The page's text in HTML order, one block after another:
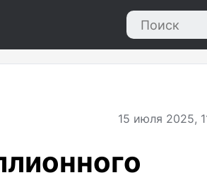
15 июля 2025,